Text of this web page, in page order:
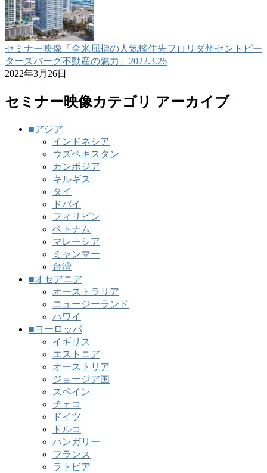
セミナー映像「全米屈指の人気移住先フロリダ州セントピー
ターズバーグ不動産の魅力」2022.3.26
2022年3月26日
セミナー映像カテゴリ アーカイブ
■アジア
インドネシア
ウズベキスタン
カンボジア
キルギス
タイ
ドバイ
フィリピン
ベトナム
マレーシア
ミャンマー
台湾
■オセアニア
オーストラリア
ニュージーランド
ハワイ
■ヨーロッパ
イギリス
エストニア
オーストリア
ジョージア国
スペイン
チェコ
ドイツ
トルコ
ハンガリー
フランス
ラトビア